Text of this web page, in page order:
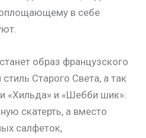
в себе
образ французского
Старого Света, а так
«Хильда» и «Шебби шик».
скатерть, а вместо
салфеток,